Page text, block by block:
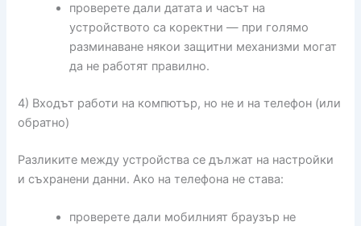
проверете дали датата и часът на
устройството са коректни — при голямо
разминаване някои защитни механизми могат
да не работят правилно.
4) Входът работи на компютър, но не и на телефон (или
обратно)
Разликите между устройства се дължат на настройки
и съхранени данни. Ако на телефона не става:
проверете дали мобилният браузър не